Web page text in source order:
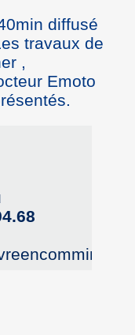
diffusé
travaux de
,
Emoto